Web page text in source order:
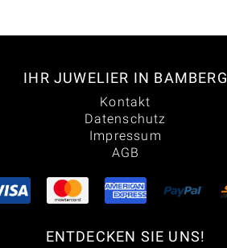
IHR JUWELIER IN BAMBERG
Kontakt
Datenschutz
Impressum
AGB
ENTDECKEN SIE UNS!